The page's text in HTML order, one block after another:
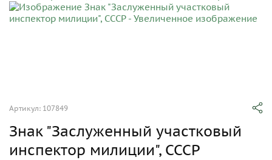
Артикул: 107849
Знак "Заслуженный участковый
инспектор милиции", СССР